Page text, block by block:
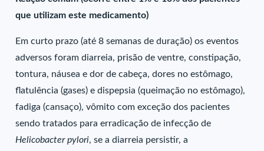
que utilizam este medicamento)
Em curto prazo (até 8 semanas de duração) os eventos
adversos foram diarreia, prisão de ventre, constipação,
tontura, náusea e dor de cabeça, dores no estômago,
flatulência (gases) e dispepsia (queimação no estômago),
fadiga (cansaço), vômito com exceção dos pacientes
sendo tratados para erradicação de infecção de
Helicobacter pylori, se a diarreia persistir, a